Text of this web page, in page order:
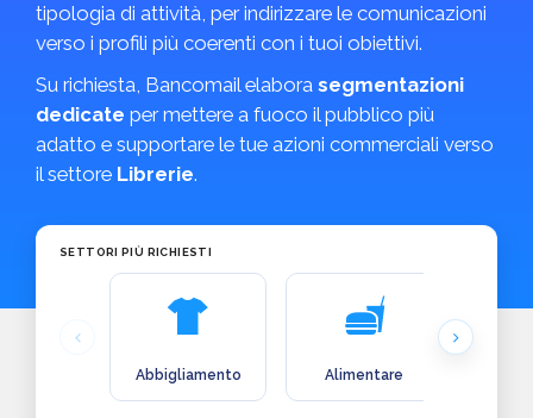
tipologia di attività, per indirizzare le comunicazioni
verso i profili più coerenti con i tuoi obiettivi.
Su richiesta, Bancomail elabora segmentazioni
dedicate per mettere a fuoco il pubblico più
adatto e supportare le tue azioni commerciali verso
il settore Librerie.
SETTORI PIÙ RICHIESTI
Abbigliamento Alimentare